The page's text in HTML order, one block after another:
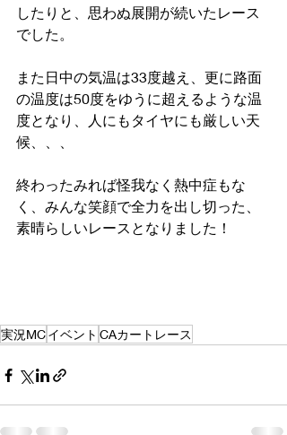
したりと、思わぬ展開が続いたレース
でした。
また日中の気温は33度越え、更に路面
の温度は50度をゆうに超えるような温
度となり、人にもタイヤにも厳しい天
候、、、
終わったみれば怪我なく熱中症もな
く、みんな笑顔で全力を出し切った、
素晴らしいレースとなりました！
実況MCイベント CAカートレース